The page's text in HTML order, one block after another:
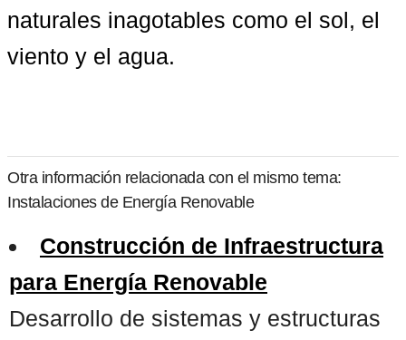
naturales inagotables como el sol, el
viento y el agua.
Otra información relacionada con el mismo tema:
Instalaciones de Energía Renovable
Construcción de Infraestructura
para Energía Renovable
Desarrollo de sistemas y estructuras